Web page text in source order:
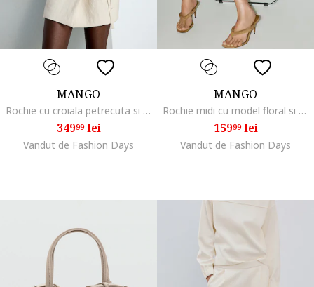
MANGO
Rochie cu croiala petrecuta si model cu doua randuri de nasturi, Crem
34999lei
Vandut de Fashion Days
MANGO
Rochie midi cu model floral si maneci scurte, Negru/Bej inchis
15999lei
Vandut de Fashion Days